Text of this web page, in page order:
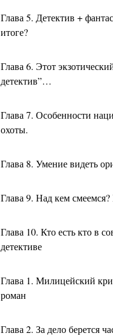
Глава 5. Детектив +
итоге?
Глава 6. Этот
детектив”…
Глава 7. Особенности
охоты.
Глава 8. Умение видеть
Глава 9. Над кем
Глава 10. Кто есть кто в
детективе
Глава 1. Милицейский
роман
Глава 2. За дело берется